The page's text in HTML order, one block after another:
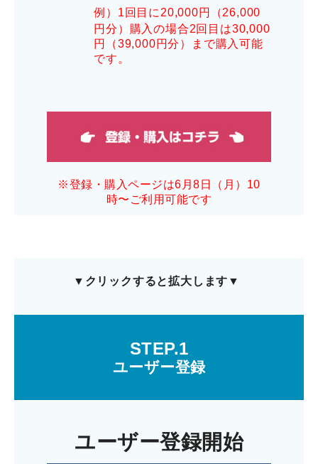
例）1回目に20,000円（26,000
円分）購入の場合2回目は30,000
円（39,000円分）まで購入可能
です。
※登録・購入ページは6月8日（月）10
時〜ご利用可能です
▼ クリックすると拡大します▼
STEP.1
ユーザー登録
ユーザー登録開始